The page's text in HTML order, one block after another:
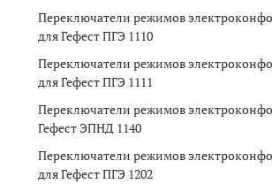
Переключатели режимов
для Гефест ПГЭ 1110
Переключатели режимов
для Гефест ПГЭ 1111
Переключатели режимов
Гефест ЭПНД 1140
Переключатели режимов
для Гефест ПГЭ 1202